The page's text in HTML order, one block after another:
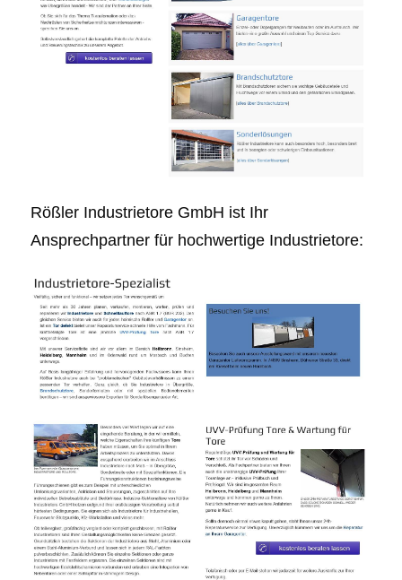
Rößler Industrietore GmbH ist Ihr
Ansprechpartner für hochwertige Industrietore: